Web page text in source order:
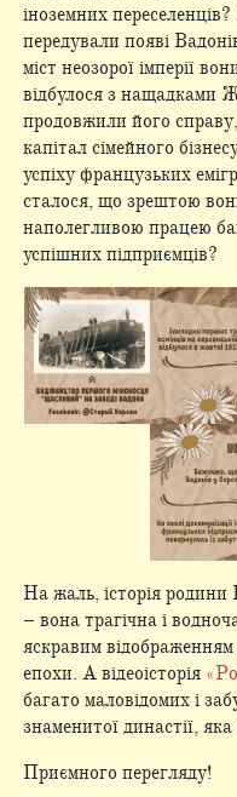
іноземних
передували появі
міст неозорої імперії
відбулося з нащадками
продовжили його
капітал сімейного
успіху французьких
сталося, що зрештою
наполегливою працею
успішних підприємців?
На жаль, історія родини
– вона трагічна і
яскравим відображенням
епохи. А відеоісторія
багато маловідомих і
знаменитої династії,
Приємного перегляду!